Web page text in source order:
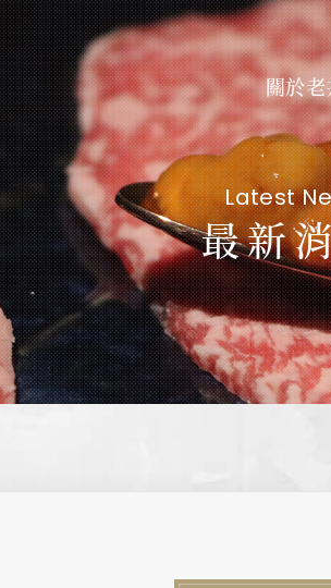
關於老
About Us
私たちについて
Contact Us
Latest
最新